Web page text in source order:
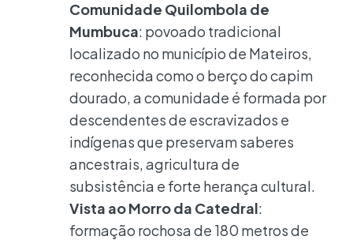
Comunidade Quilombola de
Mumbuca: povoado tradicional
localizado no município de Mateiros,
reconhecida como o berço do capim
dourado, a comunidade é formada por
descendentes de escravizados e
indígenas que preservam saberes
ancestrais, agricultura de
subsistência e forte herança cultural.
Vista ao Morro da Catedral:
formação rochosa de 180 metros de